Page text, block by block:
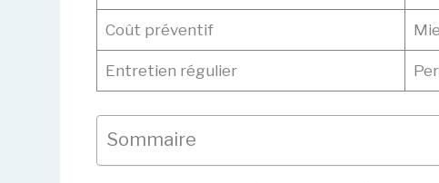
Coût préventif
Entretien régulier
Sommaire